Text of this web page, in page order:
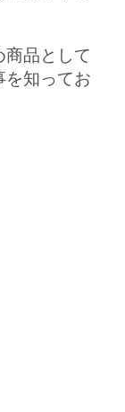
商品として
を知ってお